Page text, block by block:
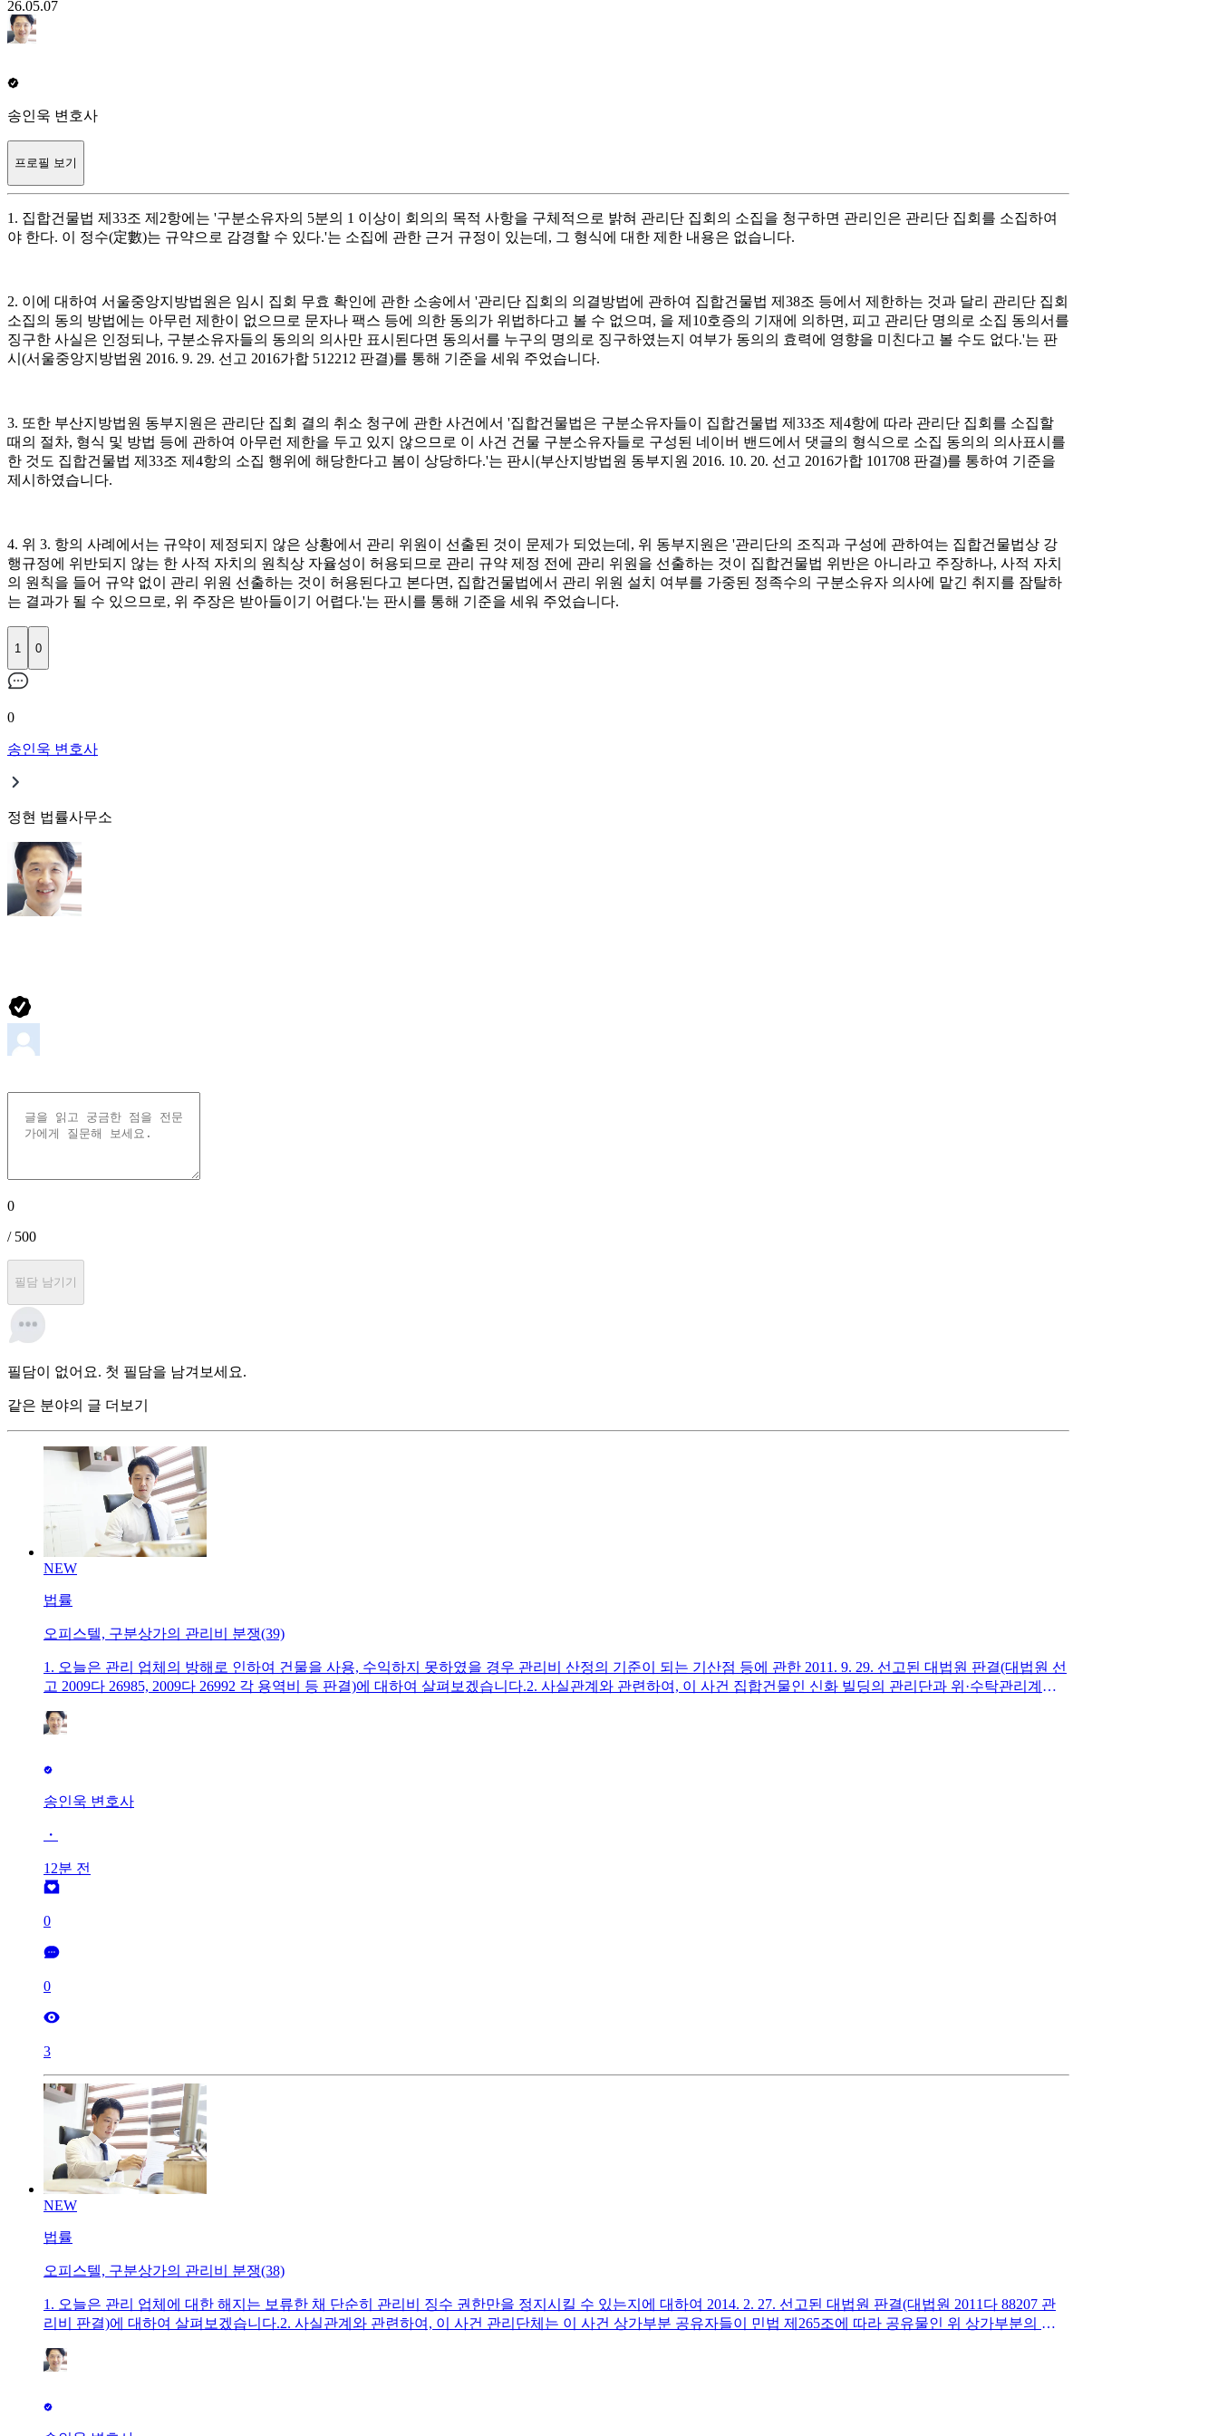
26.05.07
송인욱 변호사
프로필 보기
1. 집합건물법 제33조 제2항에는 '구분소유자의 5분의 1 이상이 회의의 목적 사항을 구체적으로 밝혀 관리단 집회의 소집을 청구하면 관리인은 관리단 집회를 소집하여
야 한다. 이 정수(定數)는 규약으로 감경할 수 있다.'는 소집에 관한 근거 규정이 있는데, 그 형식에 대한 제한 내용은 없습니다.
2. 이에 대하여 서울중앙지방법원은 임시 집회 무효 확인에 관한 소송에서 '관리단 집회의 의결방법에 관하여 집합건물법 제38조 등에서 제한하는 것과 달리 관리단 집회
소집의 동의 방법에는 아무런 제한이 없으므로 문자나 팩스 등에 의한 동의가 위법하다고 볼 수 없으며, 을 제10호증의 기재에 의하면, 피고 관리단 명의로 소집 동의서를
징구한 사실은 인정되나, 구분소유자들의 동의의 의사만 표시된다면 동의서를 누구의 명의로 징구하였는지 여부가 동의의 효력에 영향을 미친다고 볼 수도 없다.'는 판
시(서울중앙지방법원 2016. 9. 29. 선고 2016가합 512212 판결)를 통해 기준을 세워 주었습니다.
3. 또한 부산지방법원 동부지원은 관리단 집회 결의 취소 청구에 관한 사건에서 '집합건물법은 구분소유자들이 집합건물법 제33조 제4항에 따라 관리단 집회를 소집할
때의 절차, 형식 및 방법 등에 관하여 아무런 제한을 두고 있지 않으므로 이 사건 건물 구분소유자들로 구성된 네이버 밴드에서 댓글의 형식으로 소집 동의의 의사표시를
한 것도 집합건물법 제33조 제4항의 소집 행위에 해당한다고 봄이 상당하다.'는 판시(부산지방법원 동부지원 2016. 10. 20. 선고 2016가합 101708 판결)를 통하여 기준을
제시하였습니다.
4. 위 3. 항의 사례에서는 규약이 제정되지 않은 상황에서 관리 위원이 선출된 것이 문제가 되었는데, 위 동부지원은 '관리단의 조직과 구성에 관하여는 집합건물법상 강
행규정에 위반되지 않는 한 사적 자치의 원칙상 자율성이 허용되므로 관리 규약 제정 전에 관리 위원을 선출하는 것이 집합건물법 위반은 아니라고 주장하나, 사적 자치
의 원칙을 들어 규약 없이 관리 위원 선출하는 것이 허용된다고 본다면, 집합건물법에서 관리 위원 설치 여부를 가중된 정족수의 구분소유자 의사에 맡긴 취지를 잠탈하
는 결과가 될 수 있으므로, 위 주장은 받아들이기 어렵다.'는 판시를 통해 기준을 세워 주었습니다.
1 0
0
송인욱 변호사
정현 법률사무소
0
/ 500
필담 남기기
필담이 없어요. 첫 필담을 남겨보세요.
같은 분야의 글 더보기
NEW
법률
오피스텔, 구분상가의 관리비 분쟁(39)
1. 오늘은 관리 업체의 방해로 인하여 건물을 사용, 수익하지 못하였을 경우 관리비 산정의 기준이 되는 기산점 등에 관한 2011. 9. 29. 선고된 대법원 판결(대법원 선
고 2009다 26985, 2009다 26992 각 용역비 등 판결)에 대하여 살펴보겠습니다.​2. 사실관계와 관련하여, 이 사건 집합건물인 신화 빌딩의 관리단과 위·수탁관리계약
(이하 ‘이 사건 점포’라고 한다)를 임차하여 안마시술소를 운영하려는 소외인의 안마시술소 설치공사를 방해하였는데, 이에 대하여 관리비 등의 지급 의무가 문제
를 임차하여 안마시술소를 운영하려는 임차인 병의 안마시술소 설
송인욱 변호사
・
12분 전
0
0
3
NEW
법률
오피스텔, 구분상가의 관리비 분쟁(38)
1. 오늘은 관리 업체에 대한 해지는 보류한 채 단순히 관리비 징수 권한만을 정지시킬 수 있는지에 대하여 2014. 2. 27. 선고된 대법원 판결(대법원 2011다 88207 관
리비 판결)에 대하여 살펴보겠습니다.​2. 사실관계와 관련하여, 이 사건 관리단체는 이 사건 상가부분 공유자들이 민법 제265조에 따라 공유물인 위 상가부분의 관
표자였다)에게 위임하였고, 피고 2가 2008. 8. 2.경 그 관리 업무의 범위 내에서 원고와 이 사건 용역계약을 체결하였으며, 이 사건 관리단체와 원고 사이에 관리비
사건 관리단체와 원고 사이에 관리비 귀속에 관한